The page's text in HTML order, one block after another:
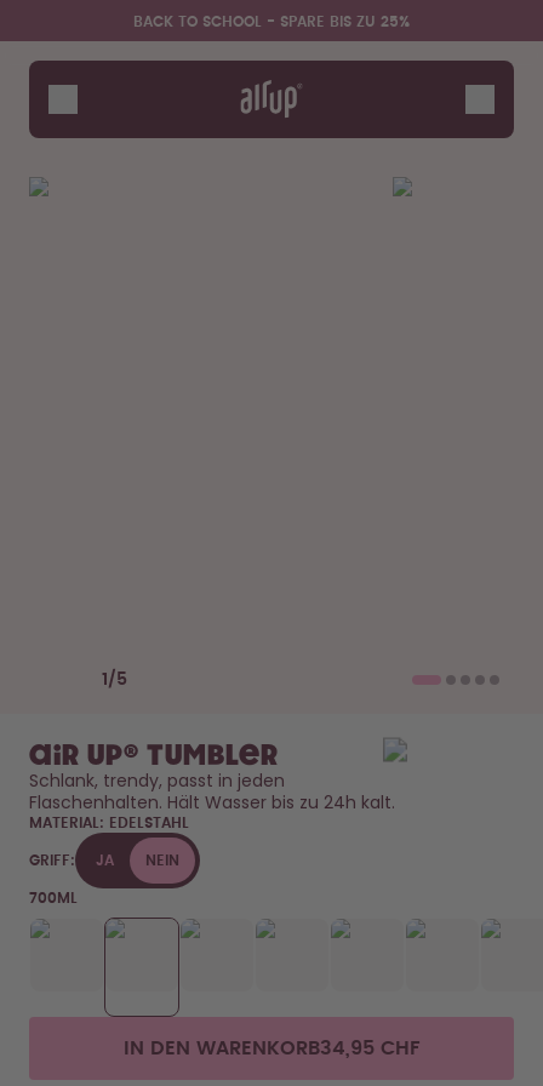
Zum Hauptinhalt springen
Erklärung zur BarrierefreiheitBACK TO SCHOOL - SPARE BIS ZU 25%
Flaschen
Duft-Pods
Hilfe & FAQ
1 / 5
air up® Tumbler
Schlank, trendy, passt in jeden
MATERIAL: EDELSTAHL
GRIFF: JA NEIN
700ML
IN DEN WARENKORB34,95 CHF